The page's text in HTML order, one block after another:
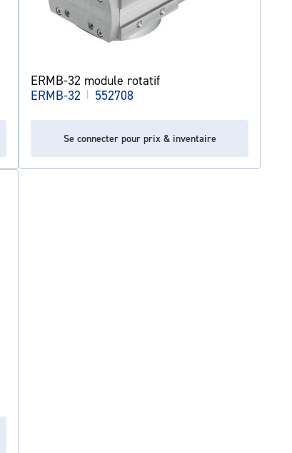
ERMB-32 module rotatif
ERMB-32 | 552708
Se connecter pour prix & inventaire